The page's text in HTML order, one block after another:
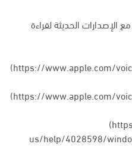
الحديثة لقراءة
(https://www.apple.com/
(https://www.apple.com/
(
us/help/4028598/